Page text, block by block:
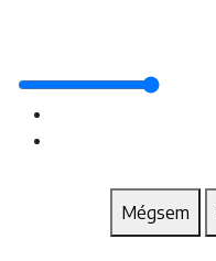
Mégsem